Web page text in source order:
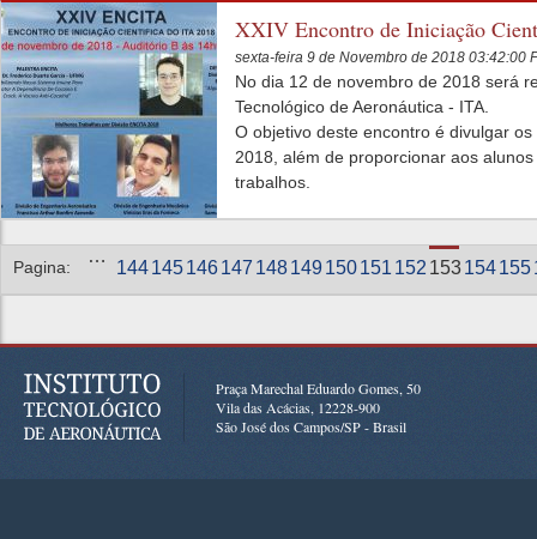
XXIV Encontro de Iniciação
sexta-feira 9 de Novembro de 2018 03:42:00
No dia 12 de novembro de 2018 será
Tecnológico de Aeronáutica - ITA.
O objetivo deste encontro é divulgar
2018, além de proporcionar aos
trabalhos.
Pagina:
Páginas …
144145146147 148149150151 152 153154155
Praça Marechal Eduardo Gomes, 50
Vila das Acácias, 12228-900
São José dos Campos/SP - Brasil